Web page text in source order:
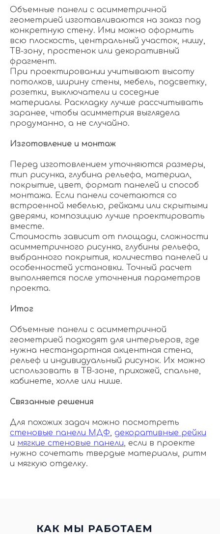
Объемные панели с асимметричной
геометрией изготавливаются на заказ под
конкретную стену. Ими можно оформить
всю плоскость, центральный участок, нишу,
ТВ-зону, простенок или декоративный
фрагмент.
При проектировании учитывают высоту
потолков, ширину стены, мебель, подсветку,
розетки, выключатели и соседние
материалы. Раскладку лучше рассчитывать
заранее, чтобы асимметрия выглядела
продуманно, а не случайно.
Изготовление и монтаж
Перед изготовлением уточняются размеры,
тип рисунка, глубина рельефа, материал,
покрытие, цвет, формат панелей и способ
монтажа. Если панели сочетаются со
встроенной мебелью, рейками или скрытыми
дверями, композицию лучше проектировать
вместе.
Стоимость зависит от площади, сложности
асимметричного рисунка, глубины рельефа,
выбранного покрытия, количества панелей и
особенностей установки. Точный расчет
выполняется после уточнения параметров
проекта.
Итог
Объемные панели с асимметричной
геометрией подходят для интерьеров, где
нужна нестандартная акцентная стена,
рельеф и индивидуальный рисунок. Их можно
использовать в ТВ-зоне, прихожей, спальне,
кабинете, холле или нише.
Связанные решения
Для похожих задач можно посмотреть
стеновые панели МДФ, декоративные рейки
и мягкие стеновые панели, если в проекте
нужно сочетать твердые материалы, ритм
и мягкую отделку.
КАК МЫ РАБОТАЕМ